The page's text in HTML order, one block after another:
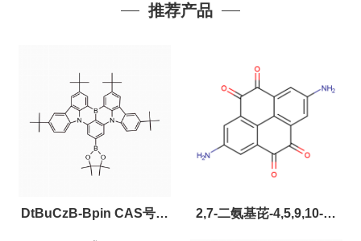
推荐产品
DtBuCzB-Bpin CAS号： 2,7-二氨基芘-4,5,9,10-四